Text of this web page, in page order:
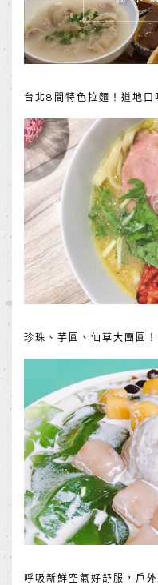
台北8間特色拉麵！道地口
珍珠、芋圓、仙草大團圓
呼吸新鮮空氣好舒服，戶